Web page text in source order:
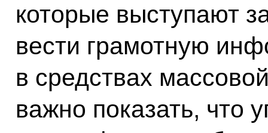
которые выступают
вести грамотную
в средствах
важно показать, что